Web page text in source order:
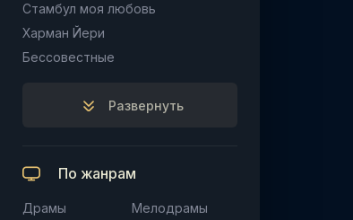
Стамбул моя любовь
Харман Йери
Бессовестные
Развернуть
По жанрам
Драмы Мелодрамы